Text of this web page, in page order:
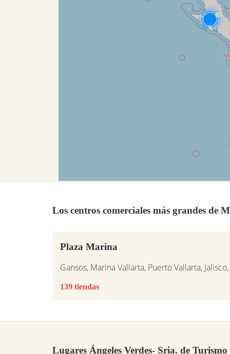
Los centros comerciales más grandes de
Plaza Marina
Gansos, Marina Vallarta, Puerto Vallarta,
139 tiendas
Lugares Ángeles Verdes- Sria. de